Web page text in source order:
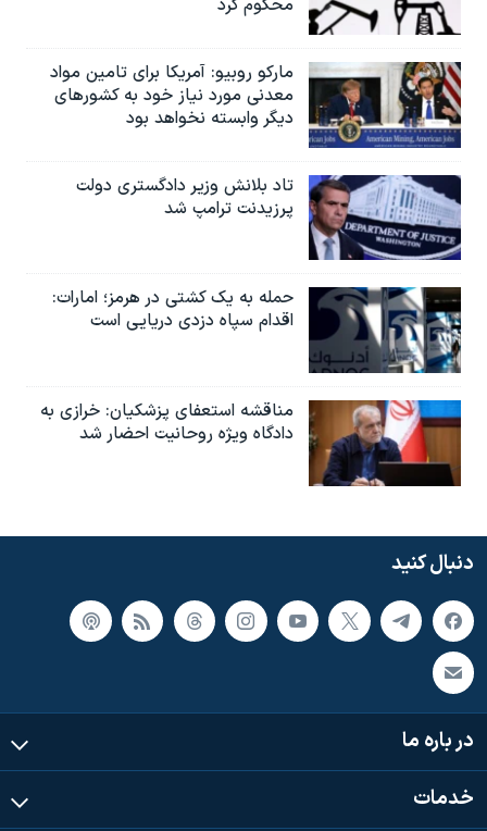
محکوم کرد
مارکو روبیو: آمریکا برای تامین مواد
معدنی مورد نیاز خود به کشورهای
دیگر وابسته نخواهد بود
تاد بلانش وزیر دادگستری دولت
پرزیدنت ترامپ شد
حمله به یک کشتی در هرمز؛ امارات:
اقدام سپاه دزدی دریایی است
مناقشه استعفای پزشکیان: خرازی به
دادگاه ویژه روحانیت احضار شد
دنبال کنید
در باره ما
خدمات